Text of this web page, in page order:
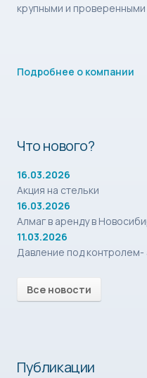
крупными и
Подробнее о компании
Что нового?
16.03.2026
Акция на стельки
16.03.2026
Алмаг в аренду в
11.03.2026
Давление под контролем-
Все новости
Публикации